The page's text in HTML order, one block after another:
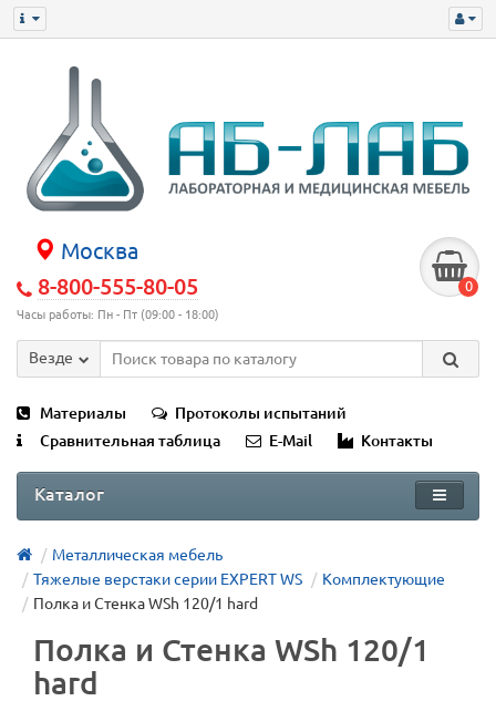
Москва
8-800-555-80-05
Часы работы: Пн - Пт (09:00 - 18:00)
0
Везде
Материалы
Протоколы испытаний
Сравнительная таблица
E-Mail Контакты
Каталог
Металлическая мебель
Тяжелые верстаки серии EXPERT WS
Комплектующие
Полка и Стенка WSh 120/1 hard
Полка и Стенка WSh 120/1
hard